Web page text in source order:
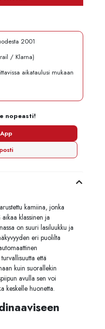
2001
/ Klarna)
aikataulusi mukaan
nopeasti!
kamiina, jonka
klassinen ja
on suuri lasiluukku ja
eri puolilta
että
kuin suorallekin
avulla sen voi
keskelle huonetta.